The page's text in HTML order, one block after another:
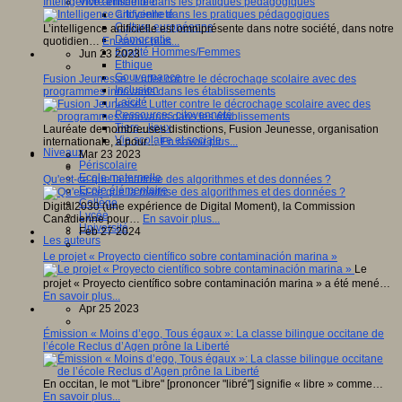
Citoyenneté
Culture européenne
Démocratie
Egalité Hommes/Femmes
Ethique
Gouvernance
Inclusion
Laïcité
Ressources citoyenneté
Tiers - lieux
Vie scolaire et sociale
Niveaux
Périscolaire
Ecole maternelle
Ecole élémentaire
Collège
Lycée
Université
Les auteurs
L’intelligence artificielle est omniprésente dans notre société, dans notre
quotidien… En savoir plus...
Jun 23 2023
Fusion Jeunesse : Lutter contre le décrochage scolaire avec des
programmes innovants dans les établissements
Lauréate de nombreuses distinctions, Fusion Jeunesse, organisation
internationale, a pour…En savoir plus...
Mar 23 2023
Qu'est-ce que la maitrise des algorithmes et des données ?
Digital2030 (une expérience de Digital Moment), la Commission
Canadienne pour… En savoir plus...
Feb 27 2024
Le projet « Proyecto científico sobre contaminación marina »
Le
projet « Proyecto científico sobre contaminación marina » a été mené…
En savoir plus...
Apr 25 2023
Émission « Moins d’ego, Tous égaux »: La classe bilingue occitane de
l’école Reclus d’Agen prône la Liberté
En occitan, le mot "Libre" [prononcer "libré"] signifie « libre » comme…
En savoir plus...